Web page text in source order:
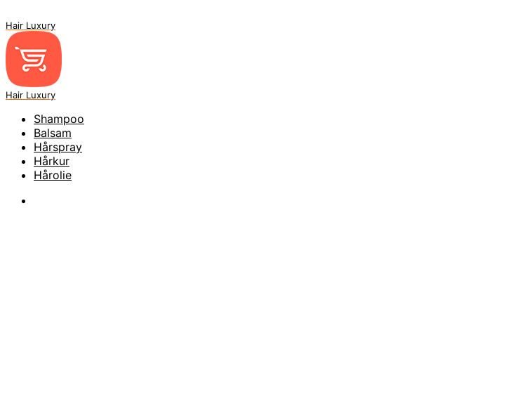
Hair Luxury
Hair Luxury
Shampoo
Balsam
Hårspray
Hårkur
Hårolie